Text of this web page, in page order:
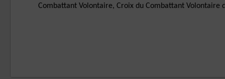
Combattant Volontaire, Croix du Combattant Volontaire